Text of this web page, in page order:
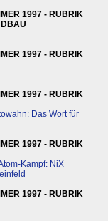
1997 - RUBRIK
1997 - RUBRIK
1997 - RUBRIK
Das Wort für
1997 - RUBRIK
Kampf: NiX
1997 - RUBRIK